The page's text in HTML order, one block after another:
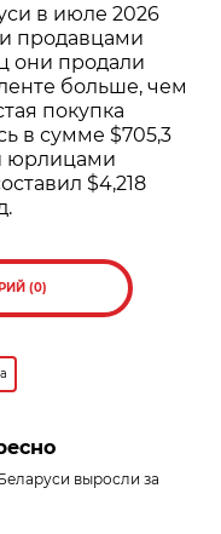
в июле 2026
продавцами
они продали
больше, чем
покупка
в сумме $705,3
юрлицами
$4,218
(0)
выросли за